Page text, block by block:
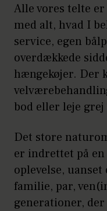
Alle vores telte
med alt, hvad I
service, egen
overdækkede
hængekøjer. Der
bod eller leje grej
Det store
er indrettet på en
oplevelse,
familie, par,
generationer,